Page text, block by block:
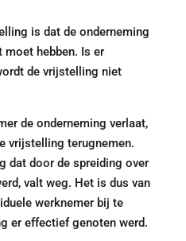
is dat de onderneming
moet hebben. Is er
de vrijstelling niet
de onderneming verlaat,
vrijstelling terugnemen.
dat door de spreiding over
valt weg. Het is dus van
werknemer bij te
er effectief genoten werd.